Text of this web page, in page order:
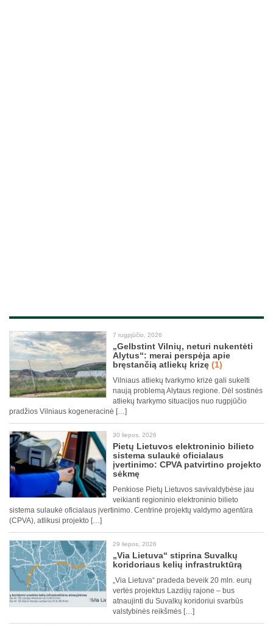
7 rugpjūčio, 2026
„Gelbstint Vilnių, neturi nukentėti
Alytus“: merai perspėja apie
bręstančią atliekų krizę (1)
Vilniaus atliekų tvarkymo krizė gali sukelti
naują problemą Alytaus regione. Dėl sostinės
atliekų tvarkymo situacijos nuo rugpjūčio
pradžios Vilniaus kogeneracinė […]
30 liepos, 2026
Pietų Lietuvos elektroninio bilieto
sistema sulaukė oficialaus
įvertinimo: CPVA patvirtino projekto
sėkmę
Penkiose Pietų Lietuvos savivaldybėse jau
veikianti regioninio elektroninio bilieto
sistema sulaukė oficialaus įvertinimo. Centrinė projektų valdymo agentūra
(CPVA), atlikusi projekto […]
29 liepos, 2026
„Via Lietuva“ stiprina Suvalkų
koridoriaus kelių infrastruktūrą
„Via Lietuva“ pradeda beveik 20 mln. eurų
vertės projektus Lazdijų rajone – bus
atnaujinti du Suvalkų koridoriui svarbūs
valstybinės reikšmės […]